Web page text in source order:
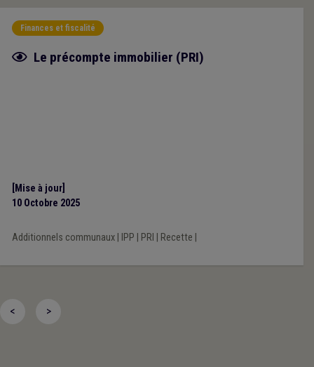
Finances et fiscalité
Fiche focus
Le précompte immobilier (PRI)
[Mise à jour]
10 Octobre 2025
Additionnels communaux| IPP PRI Recette
< >